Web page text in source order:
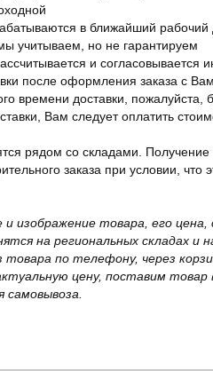
в ближайший рабочий
учитываем, но не гарантируем
и согласовывается
после оформления заказа с
времени доставки, пожалуйста,
Вам следует оплатить
рядом со складами.
заказа при условии, что
изображение товара, его
на региональных складах и
товара по телефону, через
цену, поставим
самовывоза.